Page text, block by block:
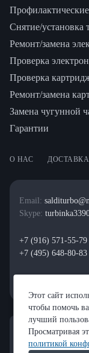
Снятие/установка
Ремонт/замена
Проверка
Проверка
Ремонт/замена
Замена чугунной
Гарантии
О НАС ДОСТАВКА
Email:
Skype:
+7 (916) 571-55-79
+7 (495) 648-80-83
Этот сайт
чтобы помочь
лучший
Просматривая
политикой